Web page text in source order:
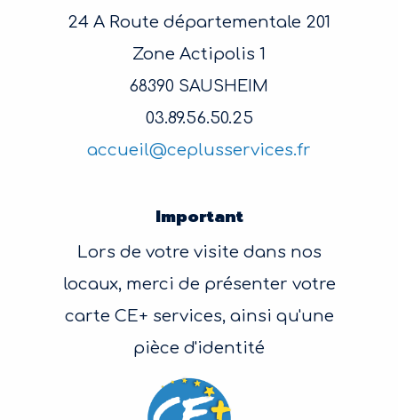
24 A Route départementale 201
Zone Actipolis 1
68390 SAUSHEIM
03.89.56.50.25
accueil@ceplusservices.fr
Important
Lors de votre visite dans nos
locaux, merci de présenter votre
carte CE+ services, ainsi qu'une
pièce d'identité